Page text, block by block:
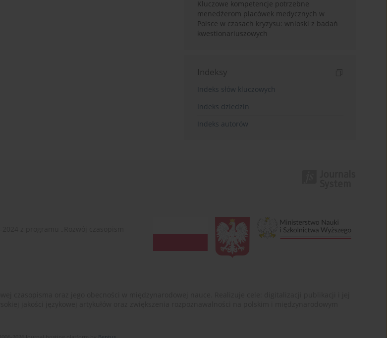
Kluczowe kompetencje potrzebne
menedżerom placówek medycznych w
Polsce w czasach kryzysu: wnioski z badań
kwestionariuszowych
Indeksy
Indeks słów kluczowych
Indeks dziedzin
Indeks autorów